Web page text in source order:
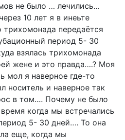
не было … лечились…
10 лет я в инеьте
трихомонада передаётся
период 5- 30
взялась трихомонада
жене и это правда….? Моя
мол я наверное где-то
носитель и наверное так
в том…. Почему не было
когда мы встречались
5- 30 дней…. То она
еще, когда мы